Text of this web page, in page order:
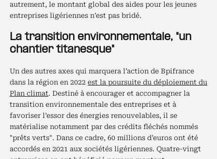
autrement, le montant global des aides pour les jeunes
entreprises ligériennes n’est pas bridé.
La transition environnementale, "un
chantier titanesque"
Un des autres axes qui marquera l’action de Bpifrance
dans la région en 2022 est la poursuite du déploiement du
Plan climat. Destiné à encourager et accompagner la
transition environnementale des entreprises et à
favoriser l’essor des énergies renouvelables, il se
matérialise notamment par des crédits fléchés nommés
"prêts verts". Dans ce cadre, 60 millions d’euros ont été
accordés en 2021 aux sociétés ligériennes. Quatre-vingt